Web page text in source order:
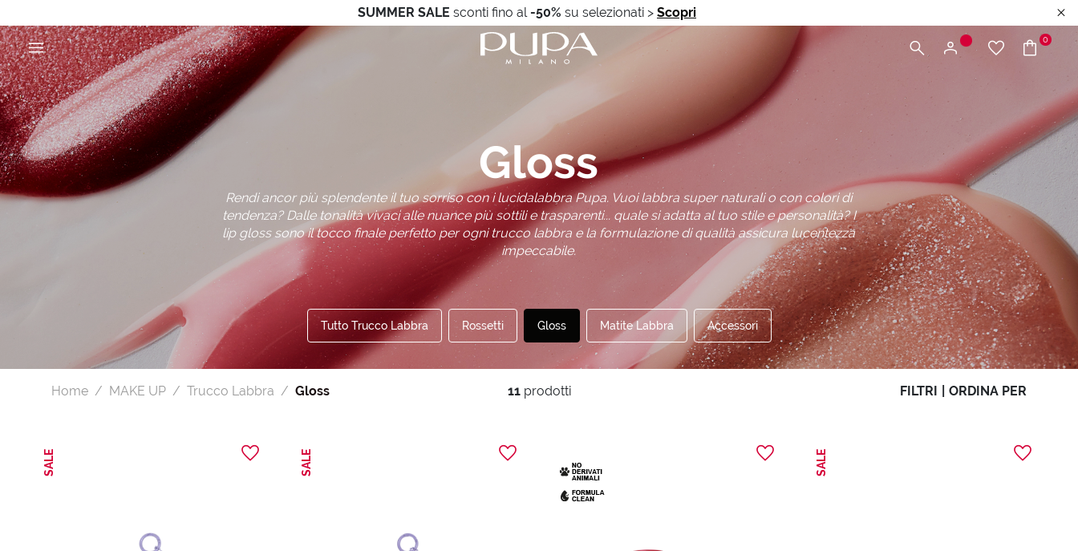
SUMMER SALE sconti fino al -50% su selezionati > Scopri
0
Gloss
Rendi ancor più splendente il tuo sorriso con i lucidalabbra Pupa. Vuoi labbra super naturali o con colori di
tendenza? Dalle tonalità vivaci alle nuance più sottili e trasparenti... quale si adatta al tuo stile e personalità? I
lip gloss sono il tocco finale perfetto per ogni trucco labbra e la formulazione di qualità assicura lucentezza
impeccabile.
Tutto Trucco Labbra Rossetti Gloss Matite Labbra Accessori
Home MAKE UP Trucco Labbra Gloss 11prodotti FILTRI ORDINA PER
SALE SALE SALE